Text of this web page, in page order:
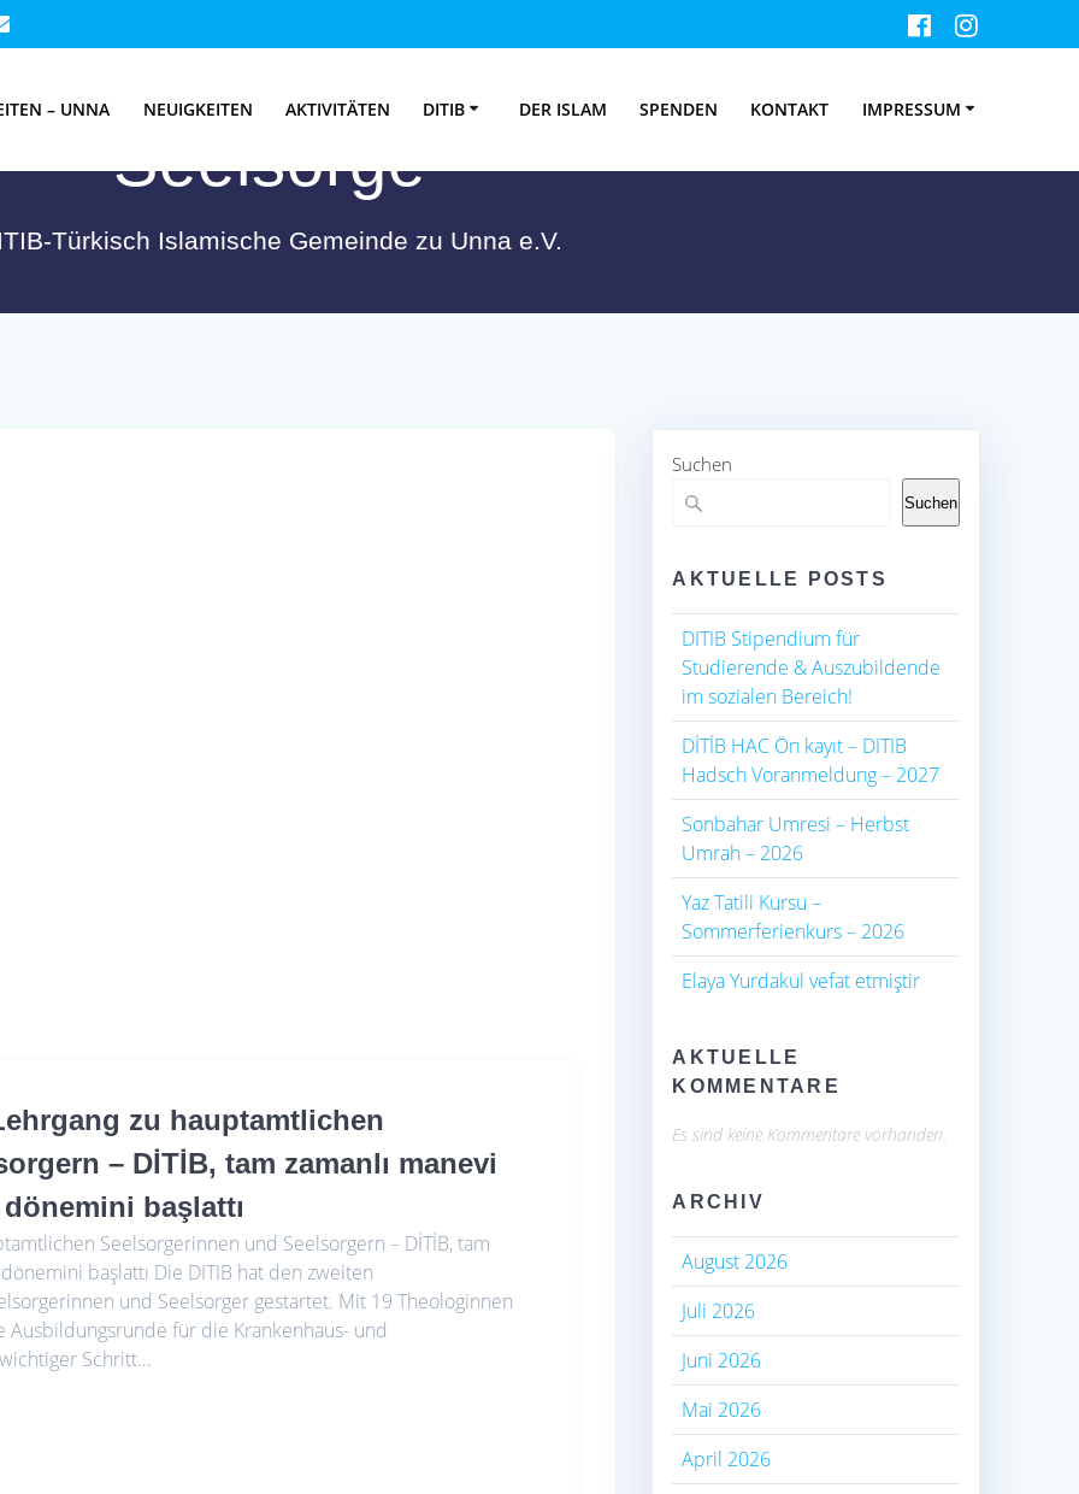
– UNNA NEUIGKEITEN AKTIVITÄTEN DITIB DER ISLAM SPENDEN KONTAKT IMPRESSUM
Ausbildung zur islamischen
Seelsorge
Türkisch Islamische Gemeinde zu Unna e.V.
zu hauptamtlichen
– DİTİB, tam zamanlı manevi
başlattı
Seelsorgerinnen und Seelsorgern – DİTİB, tam
başlattı Die DITIB hat den zweiten
und Seelsorger gestartet. Mit 19 Theologinnen
für die Kranken­haus- und
Schritt…
Suchen
Suchen
AKTUELLE POSTS
DITIB Stipendium für
Studierende & Auszubildende
im sozialen Bereich!
DİTİB HAC Ön kayıt – DITIB
Hadsch Voranmeldung – 2027
Sonbahar Umresi – Herbst
Umrah – 2026
Yaz Tatili Kursu –
Sommerferienkurs – 2026
Elaya Yurdakul vefat etmiştir
AKTUELLE
KOMMENTARE
Es sind keine Kommentare vorhanden.
ARCHIV
August 2026
Juli 2026
Juni 2026
Mai 2026
April 2026